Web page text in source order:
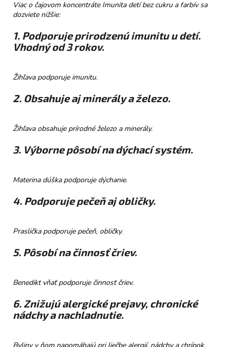
Viac o čajovom koncentráte Imunita detí bez cukru a farbív sa
dozviete nižšie:
1. Podporuje prirodzenú imunitu u detí.
Vhodný od 3 rokov.
Žihľava podporuje imunitu.
2. Obsahuje aj minerály a železo.
Žihľava obsahuje prírodné železo a minerály.
3. Výborne pôsobí na dýchací systém.
Materina dúška podporuje dýchanie.
4. Podporuje pečeň aj obličky.
Praslička podporuje pečeň, obličky.
5. Pôsobí na činnosť čriev.
Benedikt vňať podporuje činnosť čriev.
6. Znižujú alergické prejavy, chronické
nádchy a nachladnutie.
ČOKOLÁDA
SRDIEČKO
€3,50